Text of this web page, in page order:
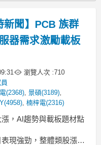
能：一是AI伺服器對高
續增溫，帶動相關廠商
新聞】PCB 族群
器需求激勵載板
瀏覽人次 :710
(2368),景碩(3189),
,楠梓電(2316)
，AI趨勢與載板題材點
現強勁，整體類股漲幅